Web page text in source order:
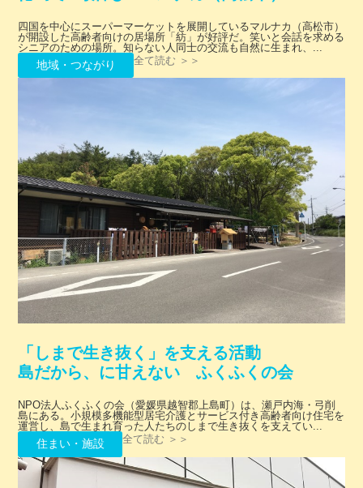
四国を中心にスーパーマーケットを展開しているマルナカ（高松市）
が開設した高齢者向けの居場所「紡」が好評だ。笑いと会話を求める
シニアのための場所。知らない人同士の交流も自然に生まれ、...
地域・つながり 全て読む ＞＞
「しまで生き抜く」を支える活動
島だから、に甘えない ふくふくの会
NPO法人ふくふくの会（愛媛県越智郡上島町）は、瀬戸内海・弓削
島にある。小規模多機能型居宅介護とサービス付き高齢者向け住宅を
運営し、島で生まれ育った人たちのしまで生き抜くを支えてい...
住まい・施設 全て読む ＞＞